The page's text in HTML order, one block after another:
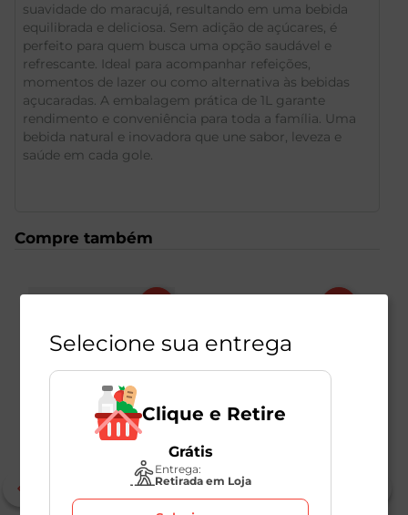
suavidade do maracujá, resultando em uma bebida
equilibrada e deliciosa. Sem adição de açúcares, é
perfeito para quem busca uma opção saudável e
refrescante. Ideal para acompanhar refeições,
momentos de lazer ou como alternativa às bebidas
açucaradas. A embalagem prática de 1L garante
rendimento e conveniência para toda a família. Uma
bebida natural e inovadora que une sabor, leveza e
saúde em cada gole.
Compre também
Selecione sua entrega
Clique e Retire
Grátis
Entrega:
Retirada em Loja